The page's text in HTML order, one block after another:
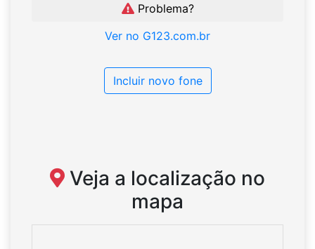
Problema?
Ver no G123.com.br
Incluir novo fone
Veja a localização no
mapa